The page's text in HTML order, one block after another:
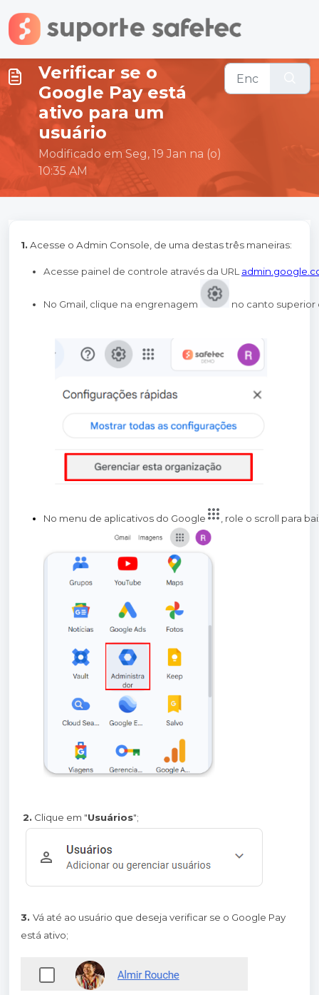
Ir para o conteúdo principal
Verificar se o
Google Pay está
ativo para um
usuário
Modificado em Seg, 19 Jan na (o)
10:35 AM
1. Acesse o Admin Console, de uma destas três maneiras:
Acesse painel de controle através da URL
No Gmail, clique na engrenagem no canto superior
No menu de aplicativos do Google , role o scroll para
2. Clique em "Usuários";
3. Vá até ao usuário que deseja verificar se o Google Pay
está ativo;